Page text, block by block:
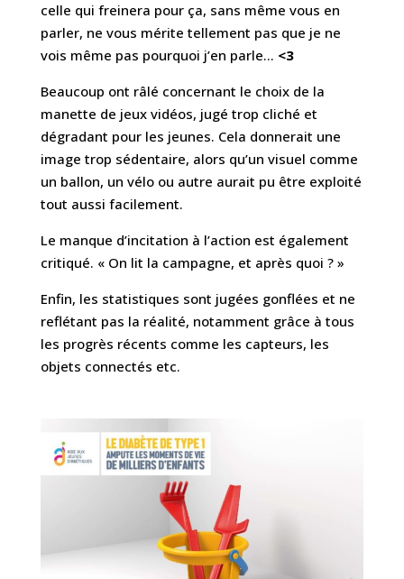
celle qui freinera pour ça, sans même vous en
parler, ne vous mérite tellement pas que je ne
vois même pas pourquoi j’en parle… <3
Beaucoup ont râlé concernant le choix de la
manette de jeux vidéos, jugé trop cliché et
dégradant pour les jeunes. Cela donnerait une
image trop sédentaire, alors qu’un visuel comme
un ballon, un vélo ou autre aurait pu être exploité
tout aussi facilement.
Le manque d’incitation à l’action est également
critiqué. « On lit la campagne, et après quoi ? »
Enfin, les statistiques sont jugées gonflées et ne
reflétant pas la réalité, notamment grâce à tous
les progrès récents comme les capteurs, les
objets connectés etc.